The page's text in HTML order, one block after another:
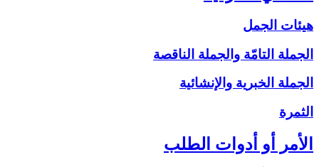
هيئات الجمل
الجملة التامّة والجملة الناقصة
الجملة الخبرية والإنشائية
الثمرة
الأمر أو أدوات الطلب‏